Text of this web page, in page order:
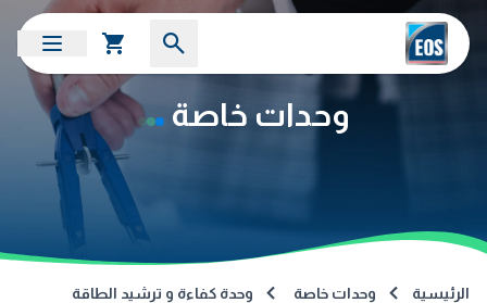
وحدات خاصة
الرئيسية وحدات خاصة وحدة كفاءة و ترشيد الطاقة